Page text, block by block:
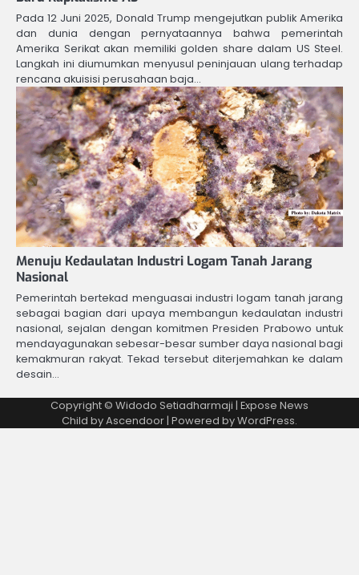
Pada 12 Juni 2025, Donald Trump mengejutkan publik Amerika
dan dunia dengan pernyataannya bahwa pemerintah
Amerika Serikat akan memiliki golden share dalam US Steel.
Langkah ini diumumkan menyusul peninjauan ulang terhadap
rencana akuisisi perusahaan baja…
Menuju Kedaulatan Industri Logam Tanah Jarang
Nasional
Pemerintah bertekad menguasai industri logam tanah jarang
sebagai bagian dari upaya membangun kedaulatan industri
nasional, sejalan dengan komitmen Presiden Prabowo untuk
mendayagunakan sebesar-besar sumber daya nasional bagi
kemakmuran rakyat. Tekad tersebut diterjemahkan ke dalam
desain…
Copyright © Widodo Setiadharmaji | Expose News
Child byAscendoor| Powered byWordPress.